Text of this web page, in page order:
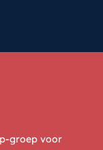
groep voor